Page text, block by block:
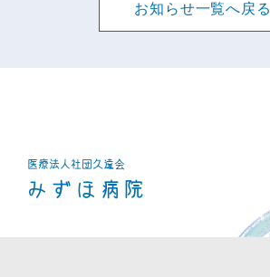
お知らせ一覧へ戻る
医療法人社団久遠会
みずほ病院